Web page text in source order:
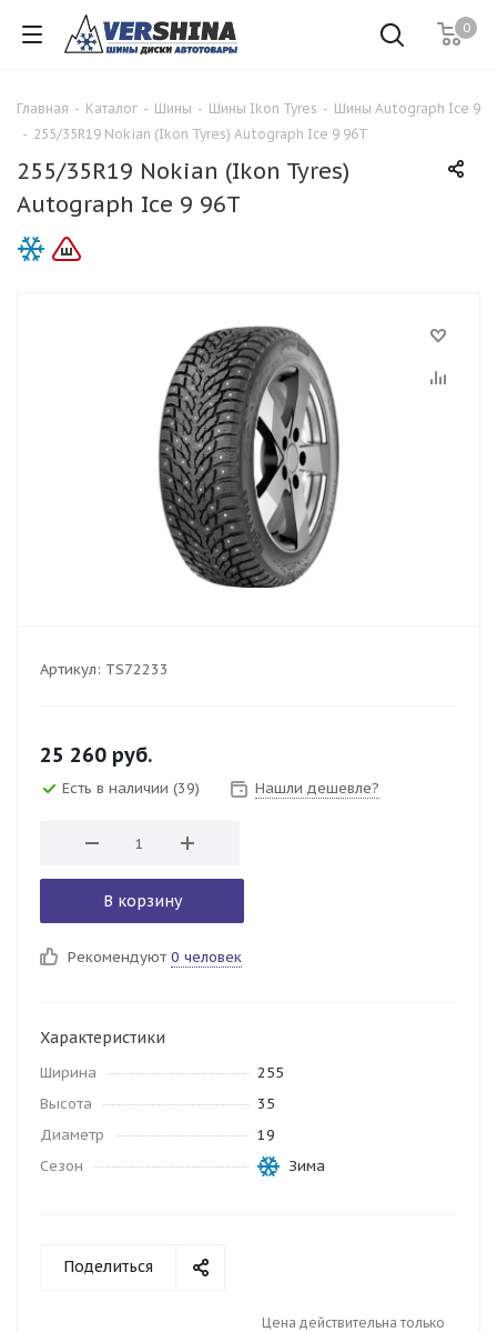
0
Главная - Каталог - Шины - Шины Ikon Tyres - Шины Autograph Ice 9
- 255/35R19 Nokian (Ikon Tyres) Autograph Ice 9 96T
255/35R19 Nokian (Ikon Tyres)
Autograph Ice 9 96T
Артикул: TS72233
25 260 руб.
Есть в наличии (39) Нашли дешевле?
В корзину
Рекомендуют 0 человек
Характеристики
Ширина
255
Высота
35
Диаметр
19
Сезон
Зима
Поделиться
Цена действительна только